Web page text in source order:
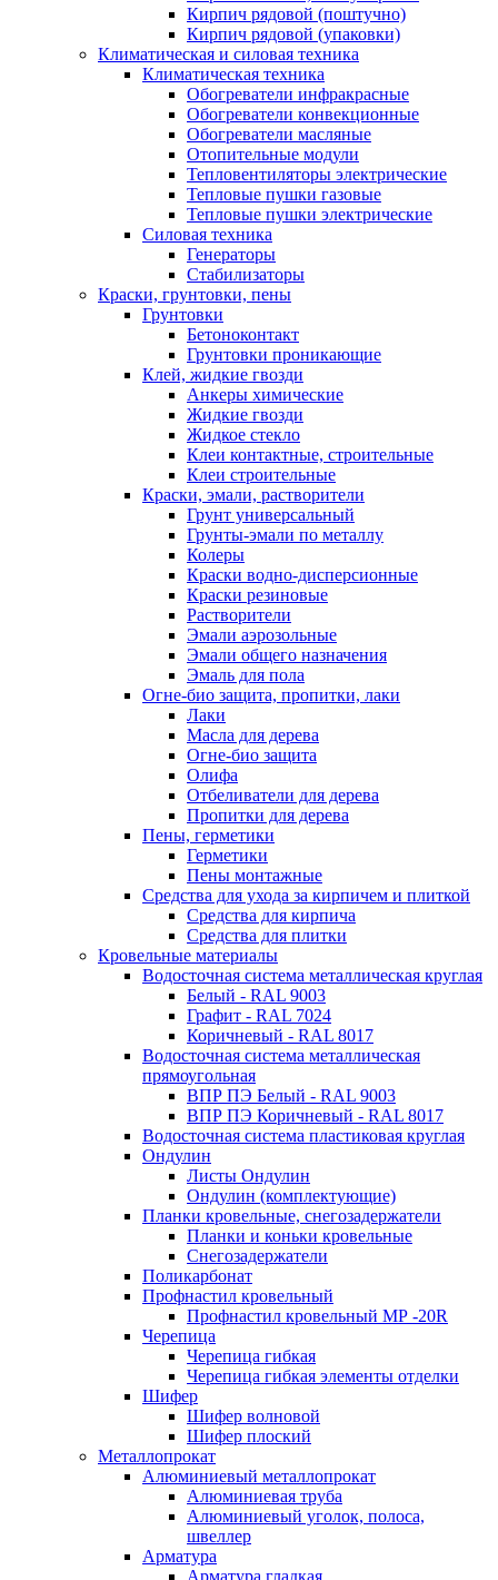
Кирпич рядовой (поштучно)
Кирпич рядовой (упаковки)
Климатическая и силовая техника
Климатическая техника
Обогреватели инфракрасные
Обогреватели конвекционные
Обогреватели масляные
Отопительные модули
Тепловентиляторы электрические
Тепловые пушки газовые
Тепловые пушки электрические
Силовая техника
Генераторы
Стабилизаторы
Краски, грунтовки, пены
Грунтовки
Бетоноконтакт
Грунтовки проникающие
Клей, жидкие гвозди
Анкеры химические
Жидкие гвозди
Жидкое стекло
Клеи контактные, строительные
Клеи строительные
Краски, эмали, растворители
Грунт универсальный
Грунты-эмали по металлу
Колеры
Краски водно-дисперсионные
Краски резиновые
Растворители
Эмали аэрозольные
Эмали общего назначения
Эмаль для пола
Огне-био защита, пропитки, лаки
Лаки
Масла для дерева
Огне-био защита
Олифа
Отбеливатели для дерева
Пропитки для дерева
Пены, герметики
Герметики
Пены монтажные
Средства для ухода за кирпичем и плиткой
Средства для кирпича
Средства для плитки
Кровельные материалы
Водосточная система металлическая круглая
Белый - RAL 9003
Графит - RAL 7024
Коричневый - RAL 8017
Водосточная система металлическая
прямоугольная
ВПР ПЭ Белый - RAL 9003
ВПР ПЭ Коричневый - RAL 8017
Водосточная система пластиковая круглая
Ондулин
Листы Ондулин
Ондулин (комплектующие)
Планки кровельные, снегозадержатели
Планки и коньки кровельные
Снегозадержатели
Поликарбонат
Профнастил кровельный
Профнастил кровельный МР -20R
Черепица
Черепица гибкая
Черепица гибкая элементы отделки
Шифер
Шифер волновой
Шифер плоский
Металлопрокат
Алюминиевый металлопрокат
Алюминиевая труба
Алюминиевый уголок, полоса,
швеллер
Арматура
Арматура гладкая